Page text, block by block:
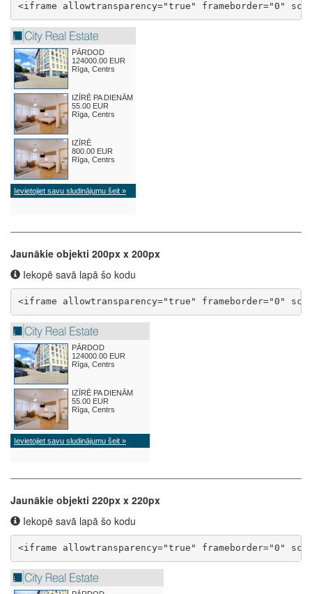
<iframe allowtransparency="true" frameborder="0"
Jaunākie objekti 200px x 200px
Iekopē savā lapā šo kodu
<iframe allowtransparency="true" frameborder="0"
Jaunākie objekti 220px x 220px
Iekopē savā lapā šo kodu
<iframe allowtransparency="true" frameborder="0"